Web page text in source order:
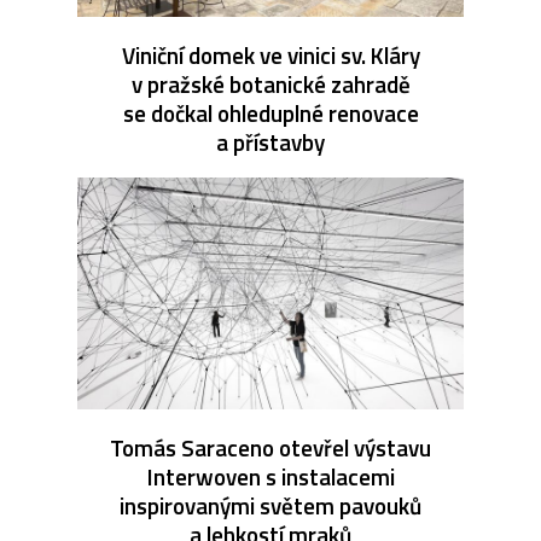
Viniční domek ve vinici sv. Kláry
v pražské botanické zahradě
se dočkal ohleduplné renovace
a přístavby
Tomás Saraceno otevřel výstavu
Interwoven s instalacemi
inspirovanými světem pavouků